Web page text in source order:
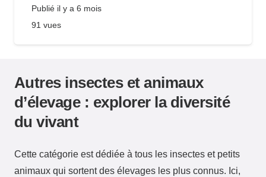
Publié il y a 6 mois
91 vues
Autres insectes et animaux
d’élevage : explorer la diversité
du vivant
Cette catégorie est dédiée à tous les insectes et petits
animaux qui sortent des élevages les plus connus. Ici,